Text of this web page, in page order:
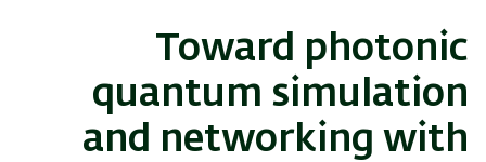
Toward photonic
quantum simulation
and networking with